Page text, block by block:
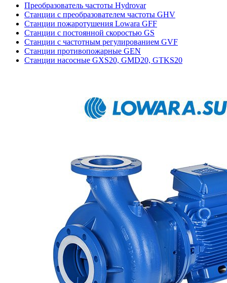
Преобразователь частоты Hydrovar
Станции с преобразователем частоты GHV
Станции пожаротушения Lowara GFF
Станции с постоянной скоростью GS
Станции с частотным регулированием GVF
Станции противопожарные GEN
Станции насосные GXS20, GMD20, GTKS20